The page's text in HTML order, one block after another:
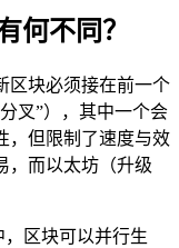
何不同？
区块必须接在前一个
叉”），其中一个会
，但限制了速度与效
，而以太坊（升级
，区块可以并行生